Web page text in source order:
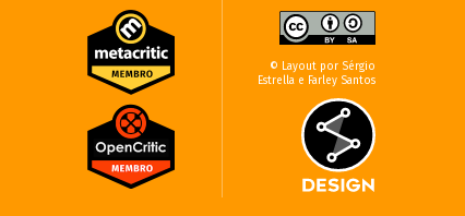
© Layout por Sérgio
Estrella e Farley Santos